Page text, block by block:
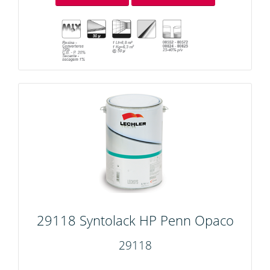
29118 Syntolack HP Penn Opaco
29118